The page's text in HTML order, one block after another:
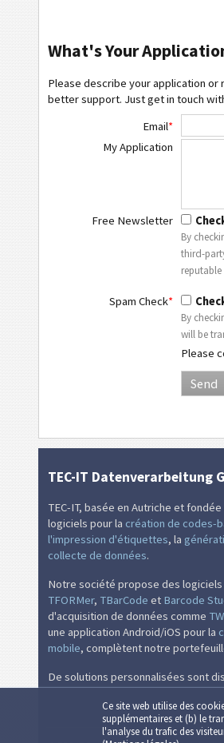
Ce site web utilise des
supplémentaires et (b) le
l'analyse du trafic des
What's Your
Please describe your application
better support. Just get in touch
Email*
My Application
Free Newsletter
By
third-
reputable
Spam Check*
By
will be
Please
TEC-IT Datenverarbeitung
TEC-IT, basée en Autriche et
logiciels pour la création de codes-
l'impression d'étiquettes, la
collecte de données.
Notre société propose des
TFORMer, TBarCode et Barcode
d'acquisition de données comme
une application Android/iOS pour la
mobile, complètent notre
De solutions personnalisées sont